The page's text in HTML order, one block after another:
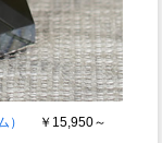
） ￥15,950～